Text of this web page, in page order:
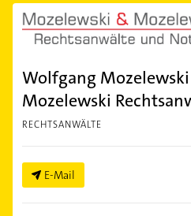
Wolfgang
Mozelewski
RECHTSANWÄLTE
E-Mail